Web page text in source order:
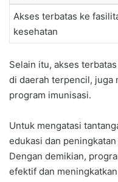
Akses terbatas ke
kesehatan
Selain itu, akses
di daerah terpencil, juga
program imunisasi.
Untuk mengatasi
edukasi dan
Dengan demikian,
efektif dan meningkatkan